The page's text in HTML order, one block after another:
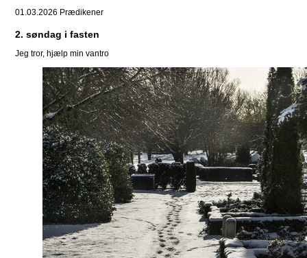
01.03.2026 Prædikener
2. søndag i fasten
Jeg tror, hjælp min vantro